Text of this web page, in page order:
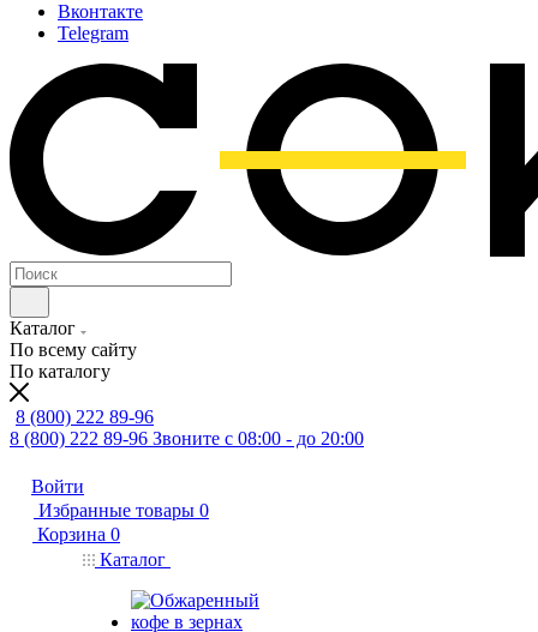
Вконтакте
Telegram
Каталог
По всему сайту
По каталогу
8 (800) 222 89-96
8 (800) 222 89-96 Звоните с 08:00 - до 20:00
Войти
Избранные товары 0
Корзина 0
Каталог